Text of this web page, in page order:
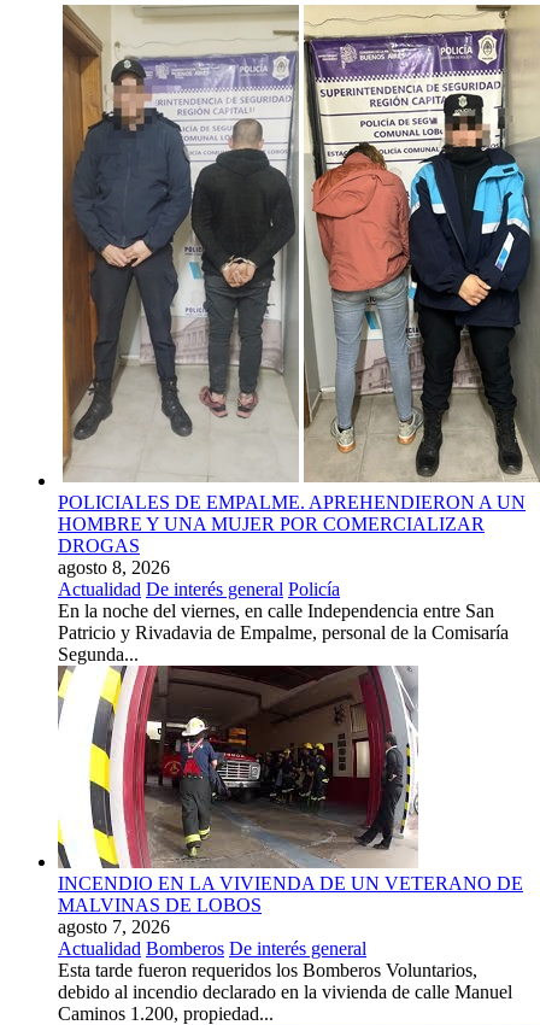
POLICIALES DE EMPALME. APREHENDIERON A UN
HOMBRE Y UNA MUJER POR COMERCIALIZAR
DROGAS
agosto 8, 2026
Actualidad De interés general Policía
En la noche del viernes, en calle Independencia entre San
Patricio y Rivadavia de Empalme, personal de la Comisaría
Segunda...
INCENDIO EN LA VIVIENDA DE UN VETERANO DE
MALVINAS DE LOBOS
agosto 7, 2026
Actualidad Bomberos De interés general
Esta tarde fueron requeridos los Bomberos Voluntarios,
debido al incendio declarado en la vivienda de calle Manuel
Caminos 1.200, propiedad...